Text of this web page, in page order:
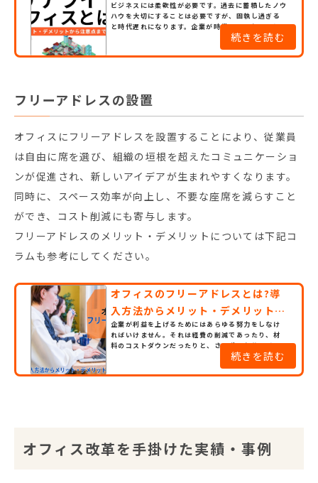
ビジネスには柔軟性が必要です。過去に蓄積したノウ
ハウを大切にすることは必要ですが、固執し過ぎる
と時代遅れになります。企業が時代遅れになったとし
たら、業績を落とすだけでなく、従業員に見放され
て辞められるかも知れません。さて、オフィスの在
り方も企業にとっては非常に大切です。新たに登場す
続きを読む
フリーアドレスの設置
オフィスにフリーアドレスを設置することにより、従業員
は自由に席を選び、組織の垣根を超えたコミュニケーショ
ンが促進され、新しいアイデアが生まれやすくなります。
同時に、スペース効率が向上し、不要な座席を減らすこと
ができ、コスト削減にも寄与します。
フリーアドレスのメリット・デメリットについては下記コ
ラムも参考にしてください。
オフィスのフリーアドレスとは?導
入方法からメリット・デメリットに
ついて解説
企業が利益を上げるためにはあらゆる努力をしなけ
ればいけません。それは経費の削減であったり、材
料のコストダウンだったりと、さまざまな分野があ
るでしょう。しかし、生産性にオフィスの形態が影響
していることは案外知られていません。ところで、
コロナの問題が解決しつつある今、企業はオフィス
続きを読む
オフィス改革を手掛けた実績・事例